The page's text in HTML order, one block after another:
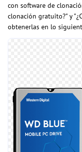
con software de
clonación gratuito?" y
obtenerlas en lo